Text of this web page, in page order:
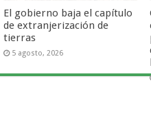
El gobierno baja el capítulo
de extranjerización de
tierras
5 agosto, 2026